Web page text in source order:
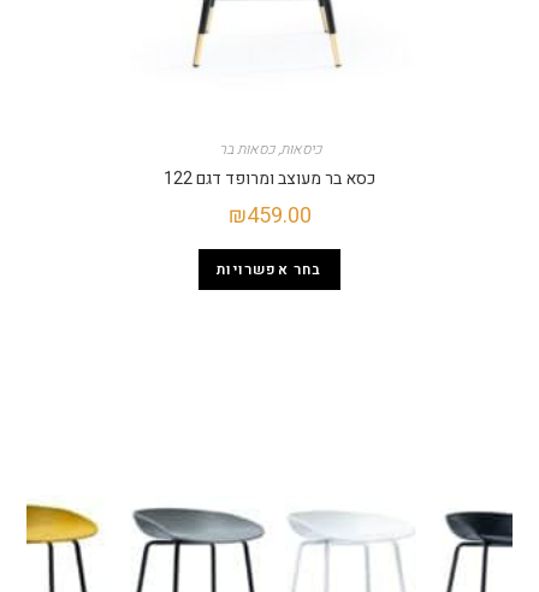
כיסאות,כסאות בר
כסא בר מעוצב ומרופד דגם 122
₪459.00
בחר אפשרויות